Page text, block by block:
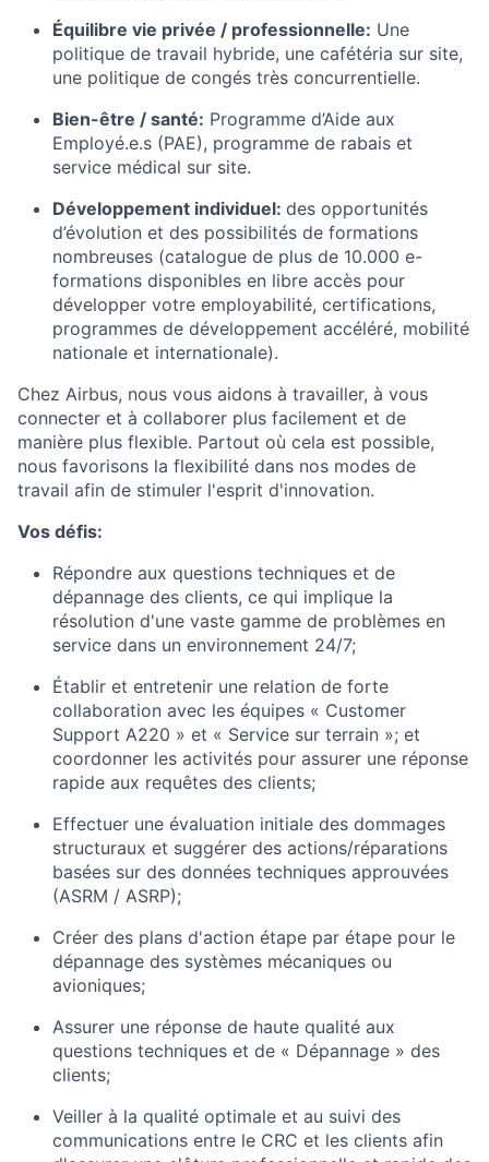
Équilibre vie privée / professionnelle: Une
politique de travail hybride, une cafétéria sur site,
une politique de congés très concurrentielle.
Bien-être / santé: Programme d’Aide aux
Employé.e.s (PAE), programme de rabais et
service médical sur site.
Développement individuel: des opportunités
d’évolution et des possibilités de formations
nombreuses (catalogue de plus de 10.000 e-
formations disponibles en libre accès pour
développer votre employabilité, certifications,
programmes de développement accéléré, mobilité
nationale et internationale).
Chez Airbus, nous vous aidons à travailler, à vous
connecter et à collaborer plus facilement et de
manière plus flexible. Partout où cela est possible,
nous favorisons la flexibilité dans nos modes de
travail afin de stimuler l'esprit d'innovation.
Vos défis:
Répondre aux questions techniques et de
dépannage des clients, ce qui implique la
résolution d'une vaste gamme de problèmes en
service dans un environnement 24/7;
Établir et entretenir une relation de forte
collaboration avec les équipes « Customer
Support A220 » et « Service sur terrain »; et
coordonner les activités pour assurer une réponse
rapide aux requêtes des clients;
Effectuer une évaluation initiale des dommages
structuraux et suggérer des actions/réparations
basées sur des données techniques approuvées
(ASRM / ASRP);
Créer des plans d'action étape par étape pour le
dépannage des systèmes mécaniques ou
avioniques;
Assurer une réponse de haute qualité aux
questions techniques et de « Dépannage » des
clients;
Veiller à la qualité optimale et au suivi des
communications entre le CRC et les clients afin